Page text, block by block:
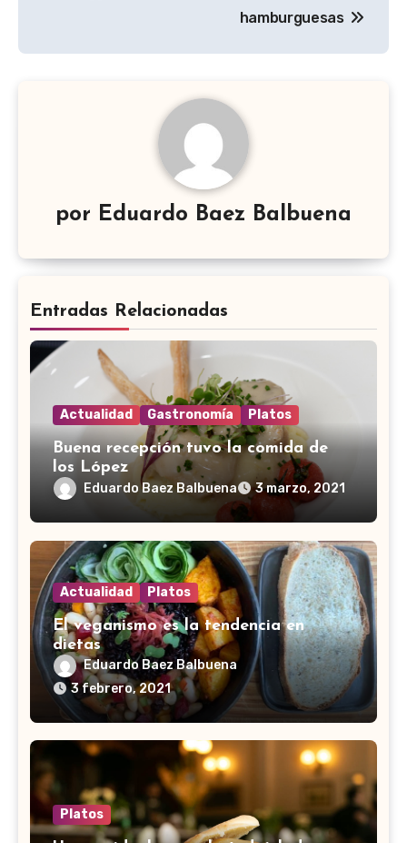
hamburguesas
por Eduardo Baez Balbuena
Entradas Relacionadas
Actualidad Gastronomía Platos
Buena recepción tuvo la comida de
los López
Eduardo Baez Balbuena 3 marzo, 2021
Actualidad Platos
El veganismo es la tendencia en
dietas
Eduardo Baez Balbuena
3 febrero, 2021
Platos